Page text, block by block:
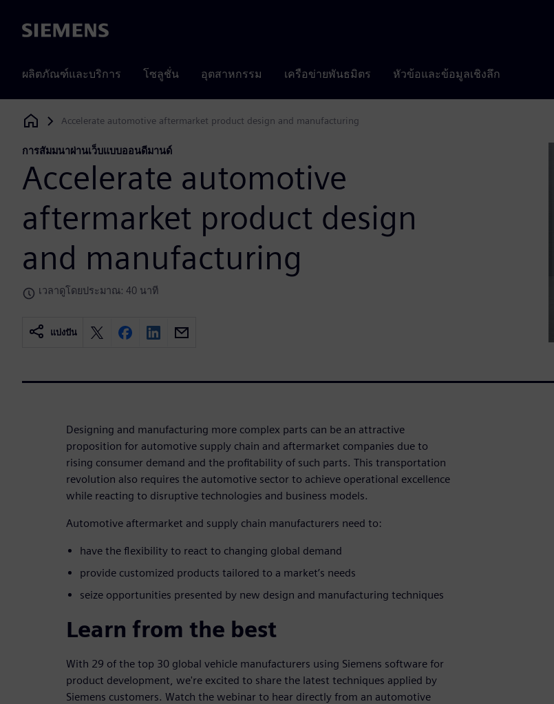
Siemens
ผลิตภัณฑ์และบริการ โซลูชั่น อุตสาหกรรม เครือข่ายพันธมิตร หัวข้อและข้อมูลเชิงลึก
Siemens Digital Industries Software
Accelerate automotive aftermarket product design and manufacturing
การสัมมนาผ่านเว็บแบบออนดีมานด์
Accelerate automotive
aftermarket product design
and manufacturing
เวลาดูโดยประมาณ: 40 นาที
แบ่งปัน
Designing and manufacturing more complex parts can be an attractive
proposition for automotive supply chain and aftermarket companies due to
rising consumer demand and the profitability of such parts. This transportation
revolution also requires the automotive sector to achieve operational excellence
while reacting to disruptive technologies and business models.
Automotive aftermarket and supply chain manufacturers need to:
have the flexibility to react to changing global demand
provide customized products tailored to a market’s needs
seize opportunities presented by new design and manufacturing techniques
Learn from the best
With 29 of the top 30 global vehicle manufacturers using Siemens software for
product development, we're excited to share the latest techniques applied by
Siemens customers. Watch the webinar to hear directly from an automotive